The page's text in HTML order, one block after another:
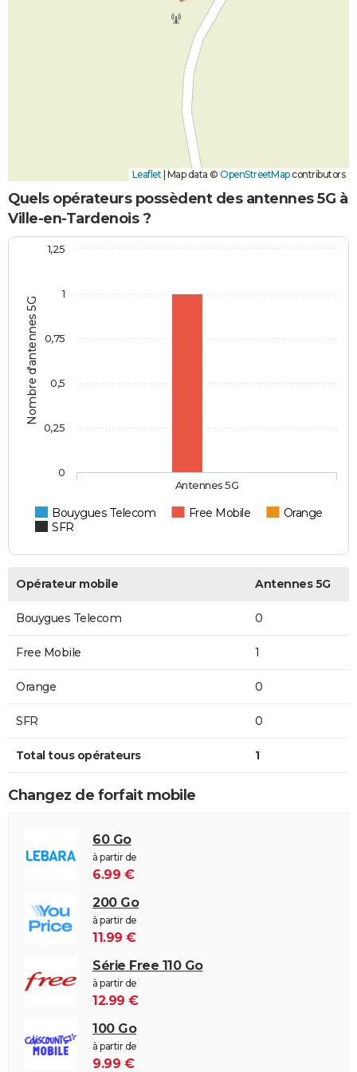
Leaflet Map data © OpenStreetMapcontributors
Quels opérateurs possèdent des antennes 5G à
Ville-en-Tardenois ?
Nombre d'antennes 5G
Bouygues Telecom Free Mobile
Orange
SFR
Antennes 5G
0
0,25
0,5
0,75
1
1,25
Opérateur mobile Antennes 5G
Bouygues Telecom 0
Free Mobile 1
Orange 0
SFR 0
Total tous opérateurs 1
Changez de forfait mobile
60 Go
à partir de
6.99 €
200 Go
à partir de
11.99 €
Série Free 110 Go
à partir de
12.99 €
100 Go
à partir de
9.99 €